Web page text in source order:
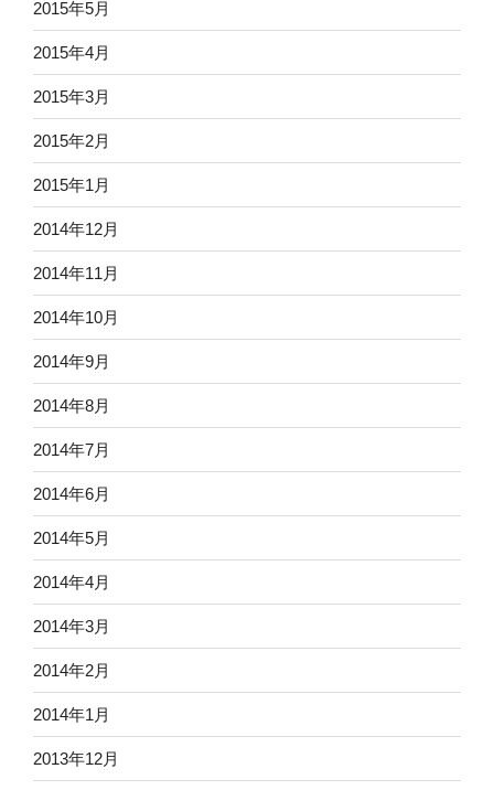
2015年5月
2015年4月
2015年3月
2015年2月
2015年1月
2014年12月
2014年11月
2014年10月
2014年9月
2014年8月
2014年7月
2014年6月
2014年5月
2014年4月
2014年3月
2014年2月
2014年1月
2013年12月